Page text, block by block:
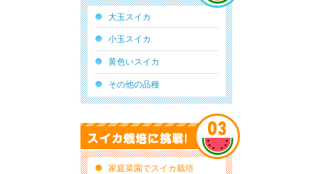
スイカの品種
大玉スイカ
小玉スイカ
黄色いスイカ
その他の品種
スイカ栽培に挑戦！
家庭菜園でスイカ栽培